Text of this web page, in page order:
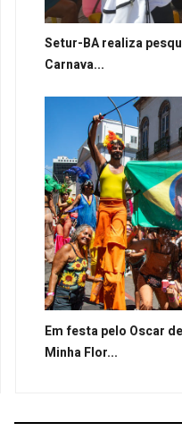
Setur-BA realiza
Carnava...
Em festa pelo Oscar
Minha Flor...